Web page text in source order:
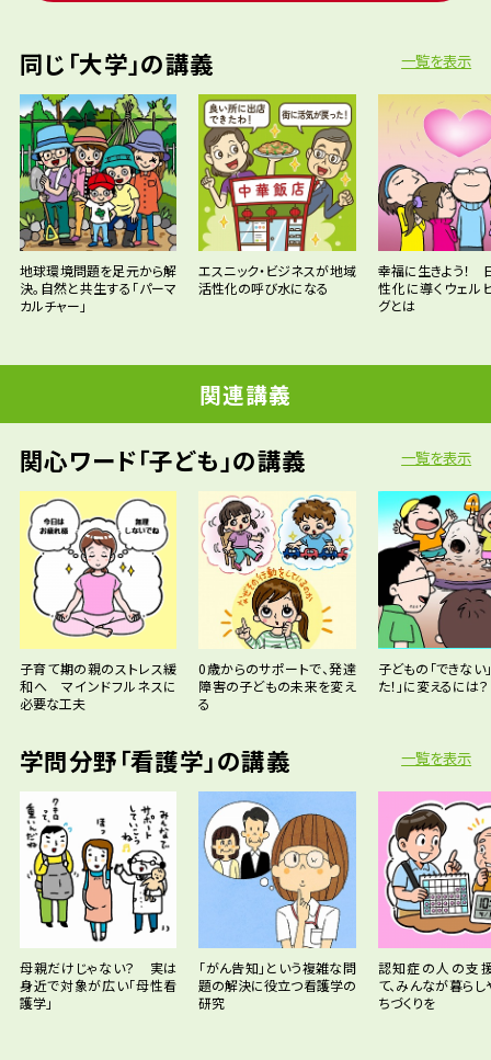
同じ「大学」の講義 一覧を表示
地球環境問題を足元から解
決。自然と共生する「パーマ
カルチャー」
エスニック・ビジネスが地域
活性化の呼び水になる
幸福に生きよう！
性化に導くウェル
グとは
関連講義
関心ワード「子ども」の講義
子育て期の親のストレス緩
和へ マインドフルネスに
必要な工夫
0歳からのサポートで、発達
障害の子どもの未来を変え
る
子どもの「できない
た！」に変えるには？
一覧を表示
学問分野「看護学」の講義
母親だけじゃない？ 実は
身近で対象が広い「母性看
護学」
「がん告知」という複雑な問
題の解決に役立つ看護学の
研究
認知症の人の支
て、みんなが暮らし
ちづくりを
一覧を表示